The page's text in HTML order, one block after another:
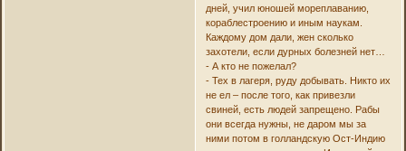
дней, учил юношей мореплаванию,
кораблестроению и иным наукам.
Каждому дом дали, жен сколько
захотели, если дурных болезней нет…
- А кто не пожелал?
- Тех в лагеря, руду добывать. Никто их
не ел – после того, как привезли
свиней, есть людей запрещено. Рабы
они всегда нужны, не даром мы за
ними потом в голландскую Ост-Индию